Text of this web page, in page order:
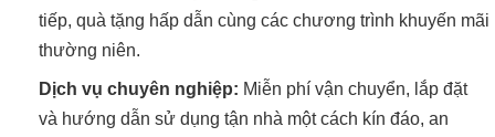
tiếp, quà tặng hấp dẫn cùng các chương trình khuyến mãi
thường niên.
Dịch vụ chuyên nghiệp: Miễn phí vận chuyển, lắp đặt
và hướng dẫn sử dụng tận nhà một cách kín đáo, an